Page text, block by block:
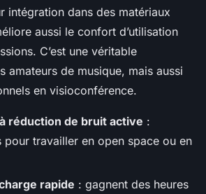
intégration dans des matériaux
aussi le confort d’utilisation
C’est une véritable
amateurs de musique, mais aussi
en visioconférence.
réduction de bruit active :
pour travailler en open space ou en
rapide : gagnent des heures